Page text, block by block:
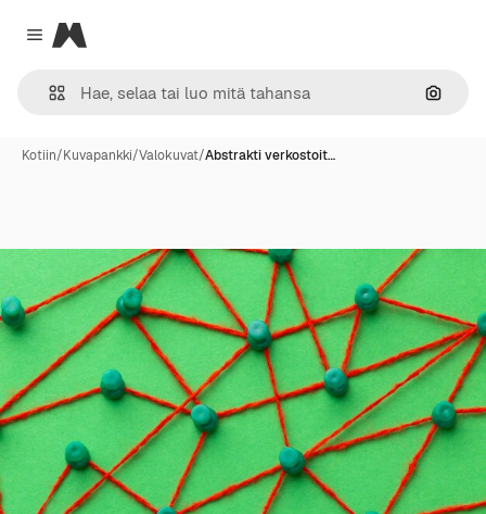
Close menu
Magnific
Hae
Kotiin/Kuvapankki/Valokuvat/Abstrakti verkostoit…